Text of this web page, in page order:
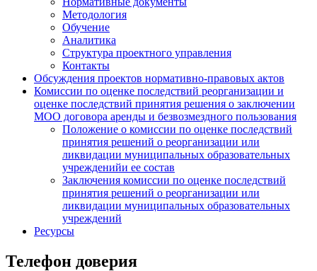
Методология
Обучение
Аналитика
Структура проектного управления
Контакты
Обсуждения проектов нормативно-правовых актов
Комиссии по оценке последствий реорганизации и
оценке последствий принятия решения о заключении
МОО договора аренды и безвозмездного пользования
Положение о комиссии по оценке последствий
принятия решений о реорганизации или
ликвидации муниципальных образовательных
учрежденийи ее состав
Заключения комиссии по оценке последствий
принятия решений о реорганизации или
ликвидации муниципальных образовательных
учреждений
Ресурсы
Телефон доверия